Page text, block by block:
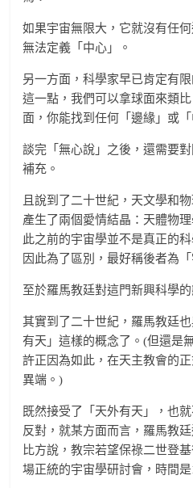
如果宇宙無限大，它就沒有任
無法定義「中心」。
另一方面，科學家早已肯定有
這一點，我們可以拿球面來類
面，你能找到任何「邊緣」或「
談完「無心說」之後，還需要
補充。
且說到了二十世紀，天文學和
產生了兩個愛情結晶：天體物
此之前的宇宙學並不是真正的
因此為了區別，最好稱後者為「
至於羅馬教廷對這門新興科學
其實到了二十世紀，羅馬教廷
有天」這樣的概念了。(但還是
許正因為如此，在天主教會的
異端。)
既然接受了「天外有天」，也
反對，就某方面而言，羅馬教
比方說，教宗若望保祿二世登
場正統的宇宙學研討會，時間是